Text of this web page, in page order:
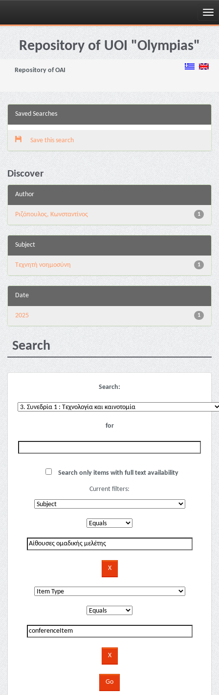
Skip
navigationRepository of UOI "Olympias"
Repository of OAI
Saved Searches
Save this search
Discover
Author
1
Ριζόπουλος, Κωνσταντίνος
Subject
1
Τεχνητή νοημοσύνη
Date
1
2025
Search
Search:
for
Search only items with full text availability
Current filters: